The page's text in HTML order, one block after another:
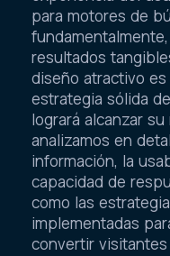
para motores de
resultados
diseño atractivo
estrategia sólida
logrará alcanzar
analizamos en
información, la
capacidad de
como las
implementadas
convertir